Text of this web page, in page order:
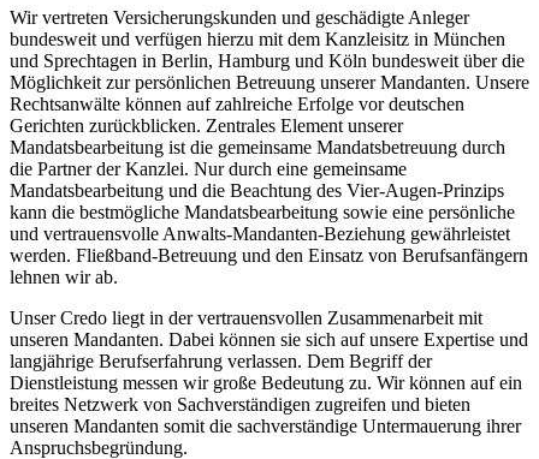
Wir vertreten Versicherungskunden und geschädigte Anleger
bundesweit und verfügen hierzu mit dem Kanzleisitz in München
und Sprechtagen in Berlin, Hamburg und Köln bundesweit über die
Möglichkeit zur persönlichen Betreuung unserer Mandanten. Unsere
Rechtsanwälte können auf zahlreiche Erfolge vor deutschen
Gerichten zurückblicken. Zentrales Element unserer
Mandatsbearbeitung ist die gemeinsame Mandatsbetreuung durch
die Partner der Kanzlei. Nur durch eine gemeinsame
Mandatsbearbeitung und die Beachtung des Vier-Augen-Prinzips
kann die bestmögliche Mandatsbearbeitung sowie eine persönliche
und vertrauensvolle Anwalts-Mandanten-Beziehung gewährleistet
werden. Fließband-Betreuung und den Einsatz von Berufsanfängern
lehnen wir ab.
Unser Credo liegt in der vertrauensvollen Zusammenarbeit mit
unseren Mandanten. Dabei können sie sich auf unsere Expertise und
langjährige Berufserfahrung verlassen. Dem Begriff der
Dienstleistung messen wir große Bedeutung zu. Wir können auf ein
breites Netzwerk von Sachverständigen zugreifen und bieten
unseren Mandanten somit die sachverständige Untermauerung ihrer
Anspruchsbegründung.